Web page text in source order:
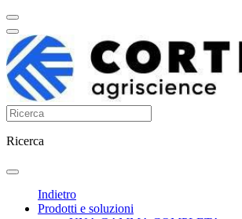
Ricerca
Indietro
Prodotti e soluzioni